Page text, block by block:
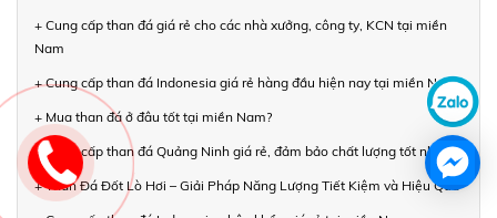
+ Cung cấp than đá giá rẻ cho các nhà xưởng, công ty, KCN tại miền
Nam
+ Cung cấp than đá Indonesia giá rẻ hàng đầu hiện nay tại miền Nam
+ Mua than đá ở đâu tốt tại miền Nam?
+ Cung cấp than đá Quảng Ninh giá rẻ, đảm bảo chất lượng tốt nhất
+ Than Đá Đốt Lò Hơi – Giải Pháp Năng Lượng Tiết Kiệm và Hiệu Quả